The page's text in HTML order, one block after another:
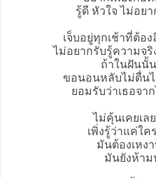
รู้ดี หัวใจ ไม่อย
เจ็บอยู่ทุกเช้าที่ต้อ
ไม่อยากรับรู้ความจ
ถ้าในฝันนั้
ขอนอนหลับไม่ตื่น
ยอมรับว่าเธอจา
ไม่คุ้นเคยเล
เพิ่งรู้ว่าแค่ใ
มันต้องเหง
มันยังห้า